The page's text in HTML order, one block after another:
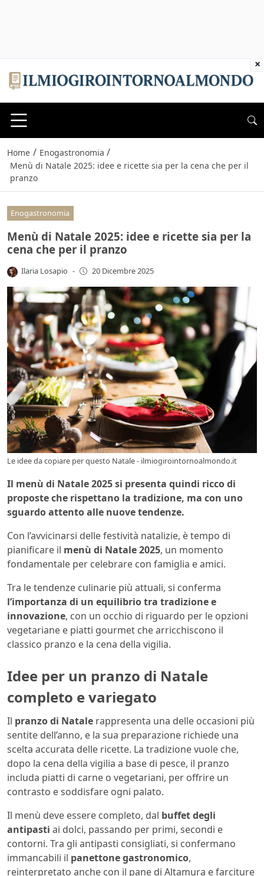
Home / Enogastronomia /
Menù di Natale 2025: idee e ricette sia per la cena che per il
pranzo
Enogastronomia
Menù di Natale 2025: idee e ricette sia per la
cena che per il pranzo
Ilaria Losapio - 20 Dicembre 2025
Le idee da copiare per questo Natale - ilmiogirointornoalmondo.it
Il menù di Natale 2025 si presenta quindi ricco di
proposte che rispettano la tradizione, ma con uno
sguardo attento alle nuove tendenze.
Con l’avvicinarsi delle festività natalizie, è tempo di
pianificare il menù di Natale 2025, un momento
fondamentale per celebrare con famiglia e amici.
Tra le tendenze culinarie più attuali, si conferma
l’importanza di un equilibrio tra tradizione e
innovazione, con un occhio di riguardo per le opzioni
vegetariane e piatti gourmet che arricchiscono il
classico pranzo e la cena della vigilia.
Idee per un pranzo di Natale
completo e variegato
Il pranzo di Natale rappresenta una delle occasioni più
sentite dell’anno, e la sua preparazione richiede una
scelta accurata delle ricette. La tradizione vuole che,
dopo la cena della vigilia a base di pesce, il pranzo
includa piatti di carne o vegetariani, per offrire un
contrasto e soddisfare ogni palato.
Il menù deve essere completo, dal buffet degli
antipasti ai dolci, passando per primi, secondi e
contorni. Tra gli antipasti consigliati, si confermano
immancabili il panettone gastronomico,
reinterpretato anche con il pane di Altamura e farciture
×